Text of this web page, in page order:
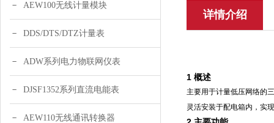
AEW100无线计量模块
DDS/DTS/DTZ计量表
ADW系列电力物联网仪表
DJSF1352系列直流电能表
AEW110无线通讯转换器
详情介绍
1 概述
主要用于计量低压网络的
灵活安装于配电箱内，实